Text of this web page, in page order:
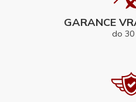
GARANCE
do 30